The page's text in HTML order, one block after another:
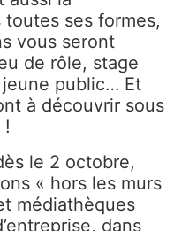
ses formes,
vous seront
de rôle, stage
jeune public… Et
à découvrir sous
!
le 2 octobre,
« hors les murs
médiathèques
dans